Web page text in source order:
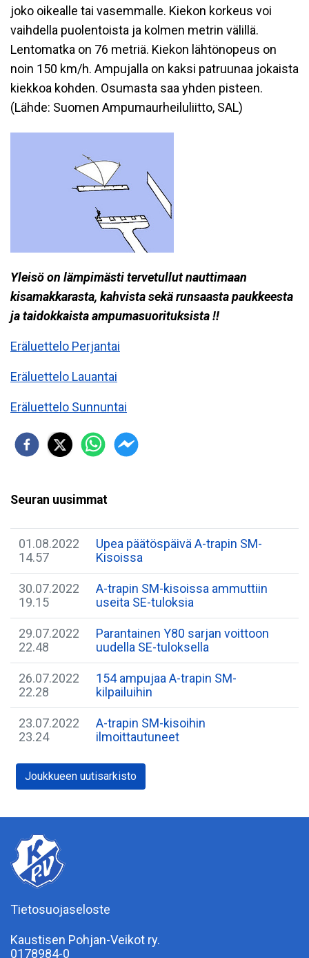
joko oikealle tai vasemmalle. Kiekon korkeus voi
vaihdella puolentoista ja kolmen metrin välillä.
Lentomatka on 76 metriä. Kiekon lähtönopeus on
noin 150 km/h. Ampujalla on kaksi patruunaa jokaista
kiekkoa kohden. Osumasta saa yhden pisteen.
(Lähde: Suomen Ampumaurheiluliitto, SAL)
Yleisö on lämpimästi tervetullut nauttimaan
kisamakkarasta, kahvista sekä runsaasta paukkeesta
ja taidokkaista ampumasuorituksista !!
Eräluettelo Perjantai
Eräluettelo Lauantai
Eräluettelo Sunnuntai
Seuran uusimmat
01.08.2022
14.57
Upea päätöspäivä A-trapin SM-
Kisoissa
30.07.2022
19.15
A-trapin SM-kisoissa ammuttiin
useita SE-tuloksia
29.07.2022
22.48
Parantainen Y80 sarjan voittoon
uudella SE-tuloksella
26.07.2022
22.28
154 ampujaa A-trapin SM-
kilpailuihin
23.07.2022
23.24
A-trapin SM-kisoihin
ilmoittautuneet
Joukkueen uutisarkisto
Tietosuojaseloste
Kaustisen Pohjan-Veikot ry.
0178984-0